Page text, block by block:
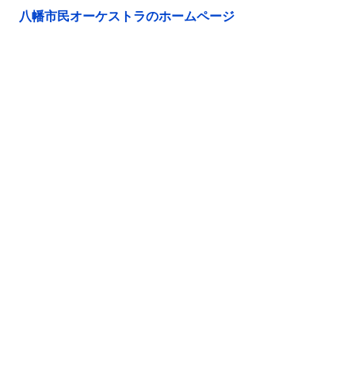
八幡市民オーケストラのホームページ